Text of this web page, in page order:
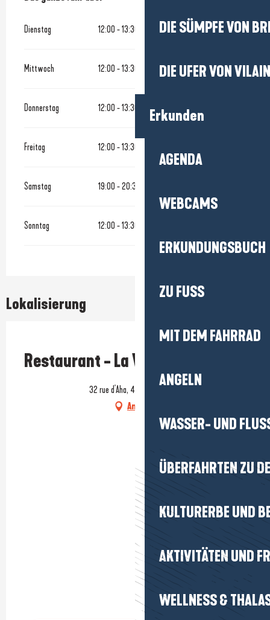
DIE SÜMPFE VON
DIE UFER VON
Erkunden
AGENDA
WEBCAMS
ERKUNDUNGSBUCH
ZU FUSS
MIT DEM FAHRRAD
ANGELN
WASSER- UND
ÜBERFAHRTEN ZU
KULTURERBE UND
AKTIVITÄTEN UND
WELLNESS &
Dienstag 12:00 - 13:30 19:00 - 20:30
Mittwoch 12:00 - 13:30 19:00 - 20:30
Donnerstag 12:00 - 13:30 19:00 - 20:30
Freitag 12:00 - 13:30
Samstag 19:00 - 20:30
Sonntag 12:00 - 13:30
Lokalisierung
Restaurant - La Vieille Forge
32 rue d'Aha, 44420 Mesquer
Anfahrt